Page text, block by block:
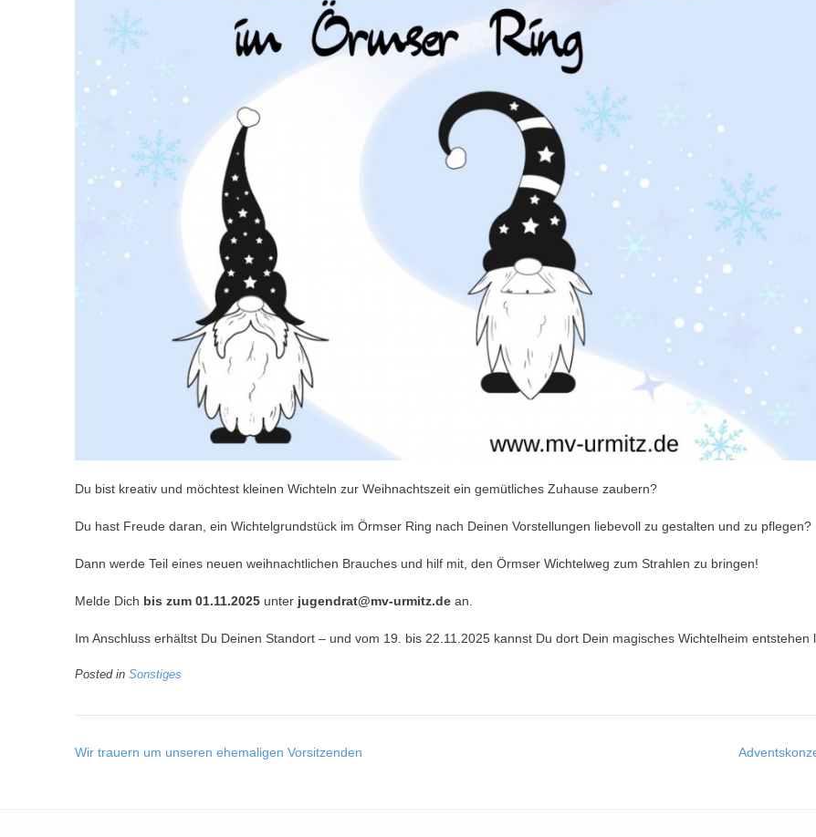
Du bist kreativ und möchtest kleinen Wichteln zur Weihnachtszeit ein gemütliches Zuhause zaubern?
Du hast Freude daran, ein Wichtelgrundstück im Örmser Ring nach Deinen Vorstellungen liebevoll zu gestalten und zu pflegen?
Dann werde Teil eines neuen weihnachtlichen Brauches und hilf mit, den Örmser Wichtelweg zum Strahlen zu bringen!
Melde Dich bis zum 01.11.2025 unter jugendrat@mv-urmitz.de an.
Im Anschluss erhältst Du Deinen Standort – und vom 19. bis 22.11.2025 kannst Du dort Dein magisches Wichtelheim entstehen
Posted in Sonstiges
Post
Wir trauern um unseren ehemaligen Vorsitzenden